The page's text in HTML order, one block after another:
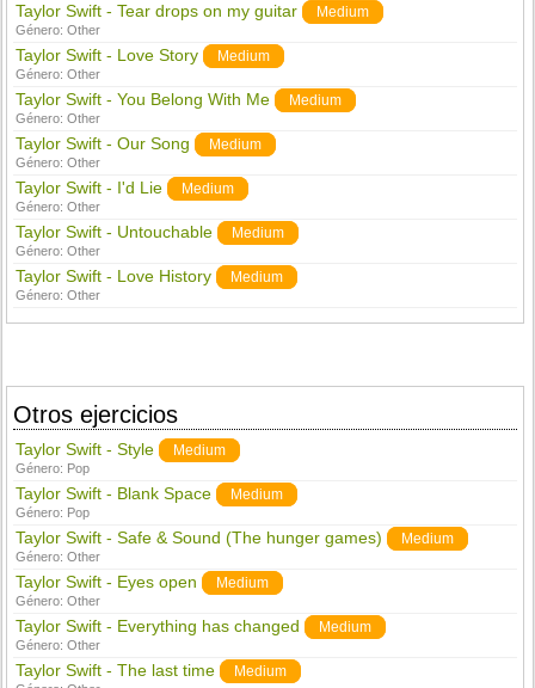
Taylor Swift - Tear drops on my guitar Medium
Género:Other
Taylor Swift - Love Story Medium
Género:Other
Taylor Swift - You Belong With Me Medium
Género:Other
Taylor Swift - Our Song Medium
Género:Other
Taylor Swift - I'd Lie Medium
Género:Other
Taylor Swift - Untouchable Medium
Género:Other
Taylor Swift - Love History Medium
Género:Other
Otros ejercicios
Taylor Swift - Style Medium
Género: Pop
Taylor Swift - Blank Space Medium
Género: Pop
Taylor Swift - Safe & Sound (The hunger games) Medium
Género:Other
Taylor Swift - Eyes open Medium
Género:Other
Taylor Swift - Everything has changed Medium
Género:Other
Taylor Swift - The last time Medium